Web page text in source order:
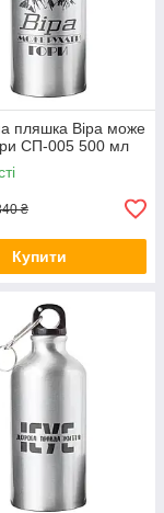
пляшка Віра може
СП-005 500 мл
₴
Купити